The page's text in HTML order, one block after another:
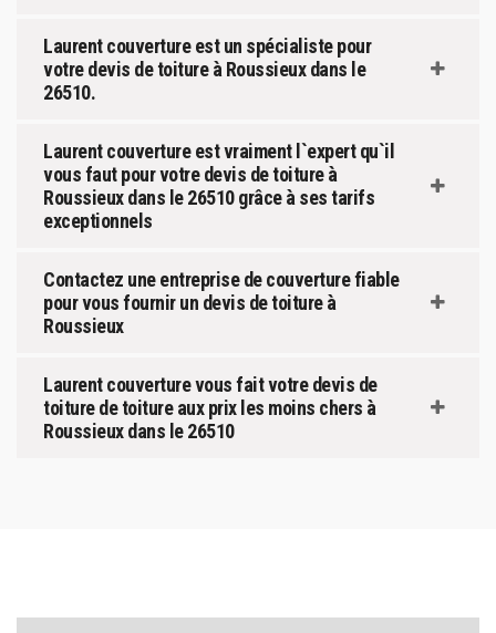
Laurent couverture est un spécialiste pour
votre devis de toiture à Roussieux dans le
26510.
Laurent couverture est vraiment l`expert qu`il
vous faut pour votre devis de toiture à
Roussieux dans le 26510 grâce à ses tarifs
exceptionnels
Contactez une entreprise de couverture fiable
pour vous fournir un devis de toiture à
Roussieux
Laurent couverture vous fait votre devis de
toiture de toiture aux prix les moins chers à
Roussieux dans le 26510